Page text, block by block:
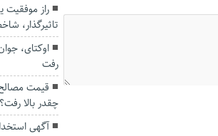
راز موفقیت
تاثیرگذار،
اوکتای،
رفت
قیمت
چقدر بالا رفت؟
آگهی